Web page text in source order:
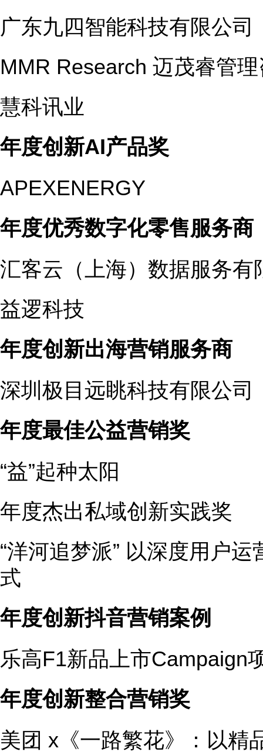
广东九四智能科技有限公司
MMR Research 迈茂睿管
慧科讯业
年度创新AI产品奖
APEXENERGY
年度优秀数字化零售服务商
汇客云（上海）数据服务有
益逻科技
年度创新出海营销服务商
深圳极目远眺科技有限公司
年度最佳公益营销奖
“益”起种太阳
年度杰出私域创新实践奖
“洋河追梦派” 以深度用户
式
年度创新抖音营销案例
乐高F1新品上市Campaign
年度创新整合营销奖
美团 x《一路繁花》：以精